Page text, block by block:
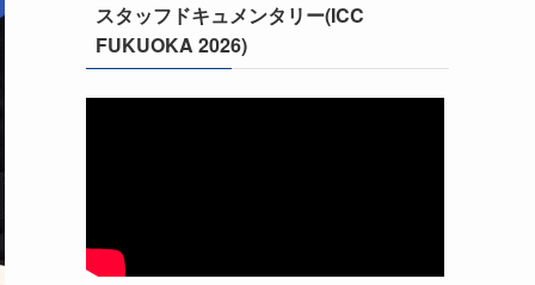
スタッフドキュメンタリー(ICC
FUKUOKA 2026)